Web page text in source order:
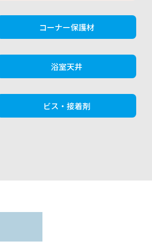
コーナー保護材
浴室天井
ビス・接着剤